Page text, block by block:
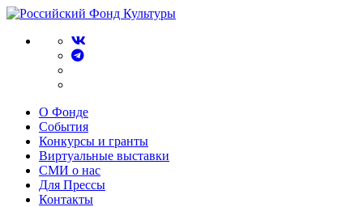
О Фонде
События
Конкурсы и гранты
Виртуальные выставки
СМИ о нас
Для Прессы
Контакты